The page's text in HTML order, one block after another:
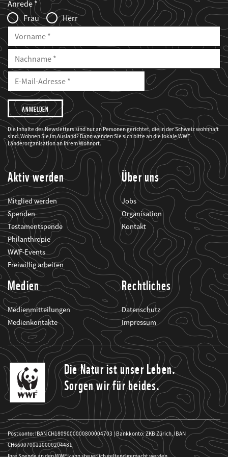
Infofelder
Anrede
Frau
Herr
Vorname
Nachname
E-
Mailadresse
E-
Adresse
Ich
möchte,
dass
der
WWF
mich
über
seine
Projekte
informiert.
Die Inhalte des Newsletters sind nur an Personen gerichtet, die in der Schweiz wohnhaft
sind. Wohnen Sie im Ausland? Dann wenden Sie sich bitte an die lokale WWF-
Länderorganisation an Ihrem Wohnort.
Aktiv werden
Mitglied werden
Spenden
Testamentspende
Philanthropie
WWF-Events
Freiwillig arbeiten
Über uns
Jobs
Organisation
Kontakt
Medien
Medienmitteilungen
Medienkontakte
Rechtliches
Datenschutz
Impressum
Die Natur ist unser Leben.
Sorgen wir für beides.
Postkonto: IBAN CH1809000000800004703 | Bankkonto: ZKB Zürich, IBAN
CH6600700110000204481